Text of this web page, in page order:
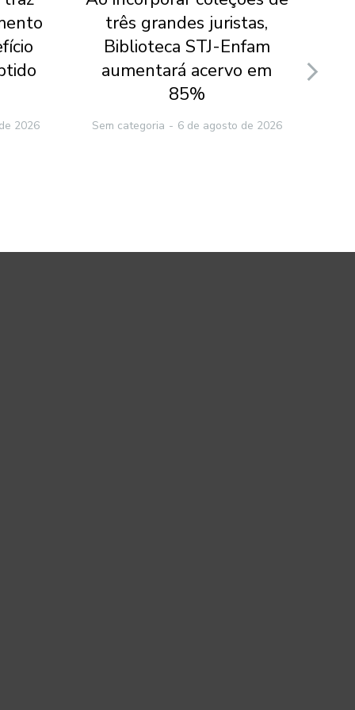
2026
três grandes juristas,
Biblioteca STJ-Enfam
aumentará acervo em
85%
Sem categoria 6 de agosto de 2026